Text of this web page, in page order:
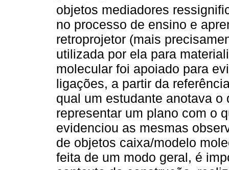
objetos mediadores
no processo de ensino e
retroprojetor (mais
utilizada por ela para
molecular foi apoiado para
ligações, a partir da
qual um estudante anotava
representar um plano com o
evidenciou as mesmas
de objetos caixa/modelo
feita de um modo geral, é